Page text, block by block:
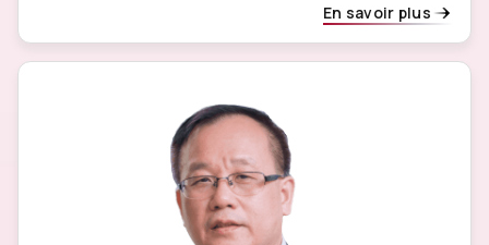
En savoir plus